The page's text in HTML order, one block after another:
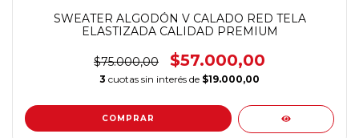
SWEATER ALGODÓN V CALADO RED TELA
ELASTIZADA CALIDAD PREMIUM
$75.000,00 $57.000,00
3 cuotas sin interés de $19.000,00
COMPRAR